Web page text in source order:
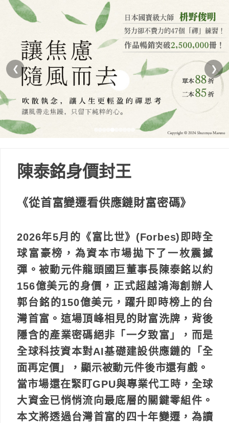
❮ ❯
陳泰銘身價封王
《從首富變遷看供應鏈財富密碼》
2026年5月的《富比世》(Forbes)即時全
球富豪榜，為資本市場拋下了一枚震撼
彈。被動元件龍頭國巨董事長陳泰銘以約
156億美元的身價，正式超越鴻海創辦人
郭台銘的150億美元，躍升即時榜上的台
灣首富。這場頂峰相見的財富洗牌，背後
隱含的產業密碼絕非「一夕致富」，而是
全球科技資本對AI基礎建設供應鏈的「全
面再定價」，顯示被動元件後市還有戲。
當市場還在緊盯GPU與專業代工時，全球
大資金已悄悄流向最底層的關鍵零組件。
本文將透過台灣首富的四十年變遷，為讀